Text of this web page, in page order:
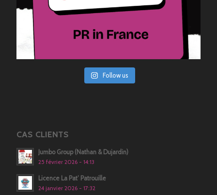
Follow us
CAS CLIENTS
Jumbo Group (Nathan & Dujardin)
25 février 2026 - 14:13
Licence La Pat’ Patrouille
24 janvier 2026 - 17:32